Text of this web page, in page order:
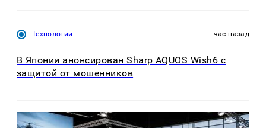
Технологии час назад
В Японии анонсирован Sharp AQUOS Wish6 с
защитой от мошенников